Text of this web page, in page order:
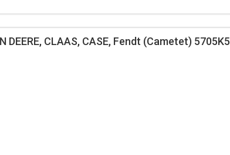
CLAAS, CASE, Fendt (Cametet) 5705K5